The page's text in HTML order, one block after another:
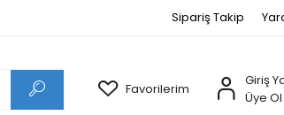
Sipariş Takip
Favorilerim
Giriş
Üye Ol